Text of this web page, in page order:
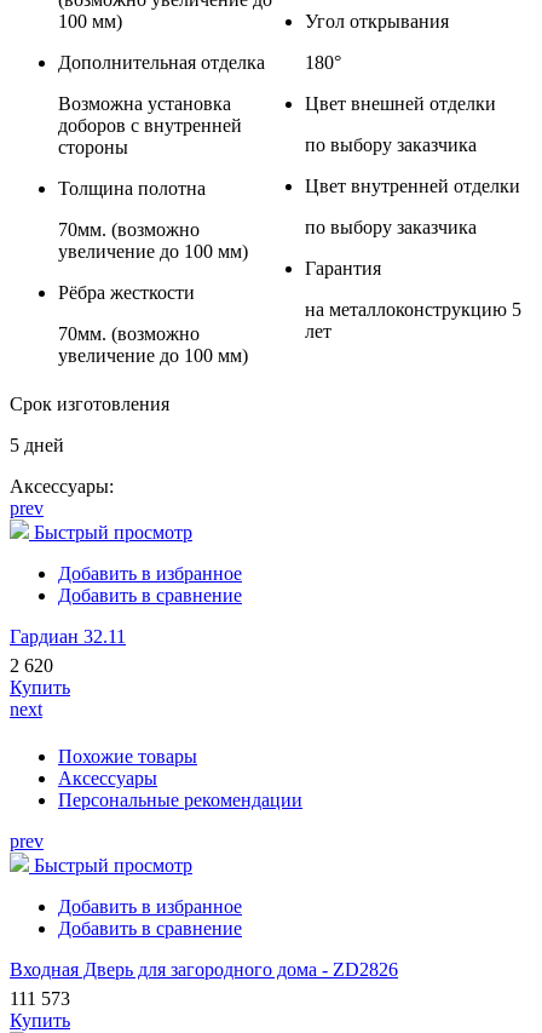
100 мм)
Дополнительная отделка
Возможна установка
доборов с внутренней
стороны
Толщина полотна
70мм. (возможно
увеличение до 100 мм)
Рёбра жесткости
70мм. (возможно
увеличение до 100 мм)
Угол открывания
180°
Цвет внешней отделки
по выбору заказчика
Цвет внутренней отделки
по выбору заказчика
Гарантия
на металлоконструкцию 5
лет
Срок изготовления
5 дней
Аксессуары:
prev
Быстрый просмотр
Добавить в избранное
Добавить в сравнение
Гардиан 32.11
2 620
Купить
next
Похожие товары
Аксессуары
Персональные рекомендации
prev
Быстрый просмотр
Добавить в избранное
Добавить в сравнение
Входная Дверь для загородного дома - ZD2826
111 573
Купить